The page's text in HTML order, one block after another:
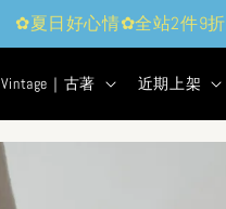
✿夏日好心情✿全站2件9折
Vintage｜古著 近期上架